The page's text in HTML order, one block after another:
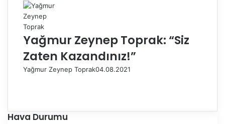
Yağmur Zeynep Toprak: “Siz
Zaten Kazandınız!”
Yağmur Zeynep Toprak04.08.2021
e
k
n
Hava Durumu